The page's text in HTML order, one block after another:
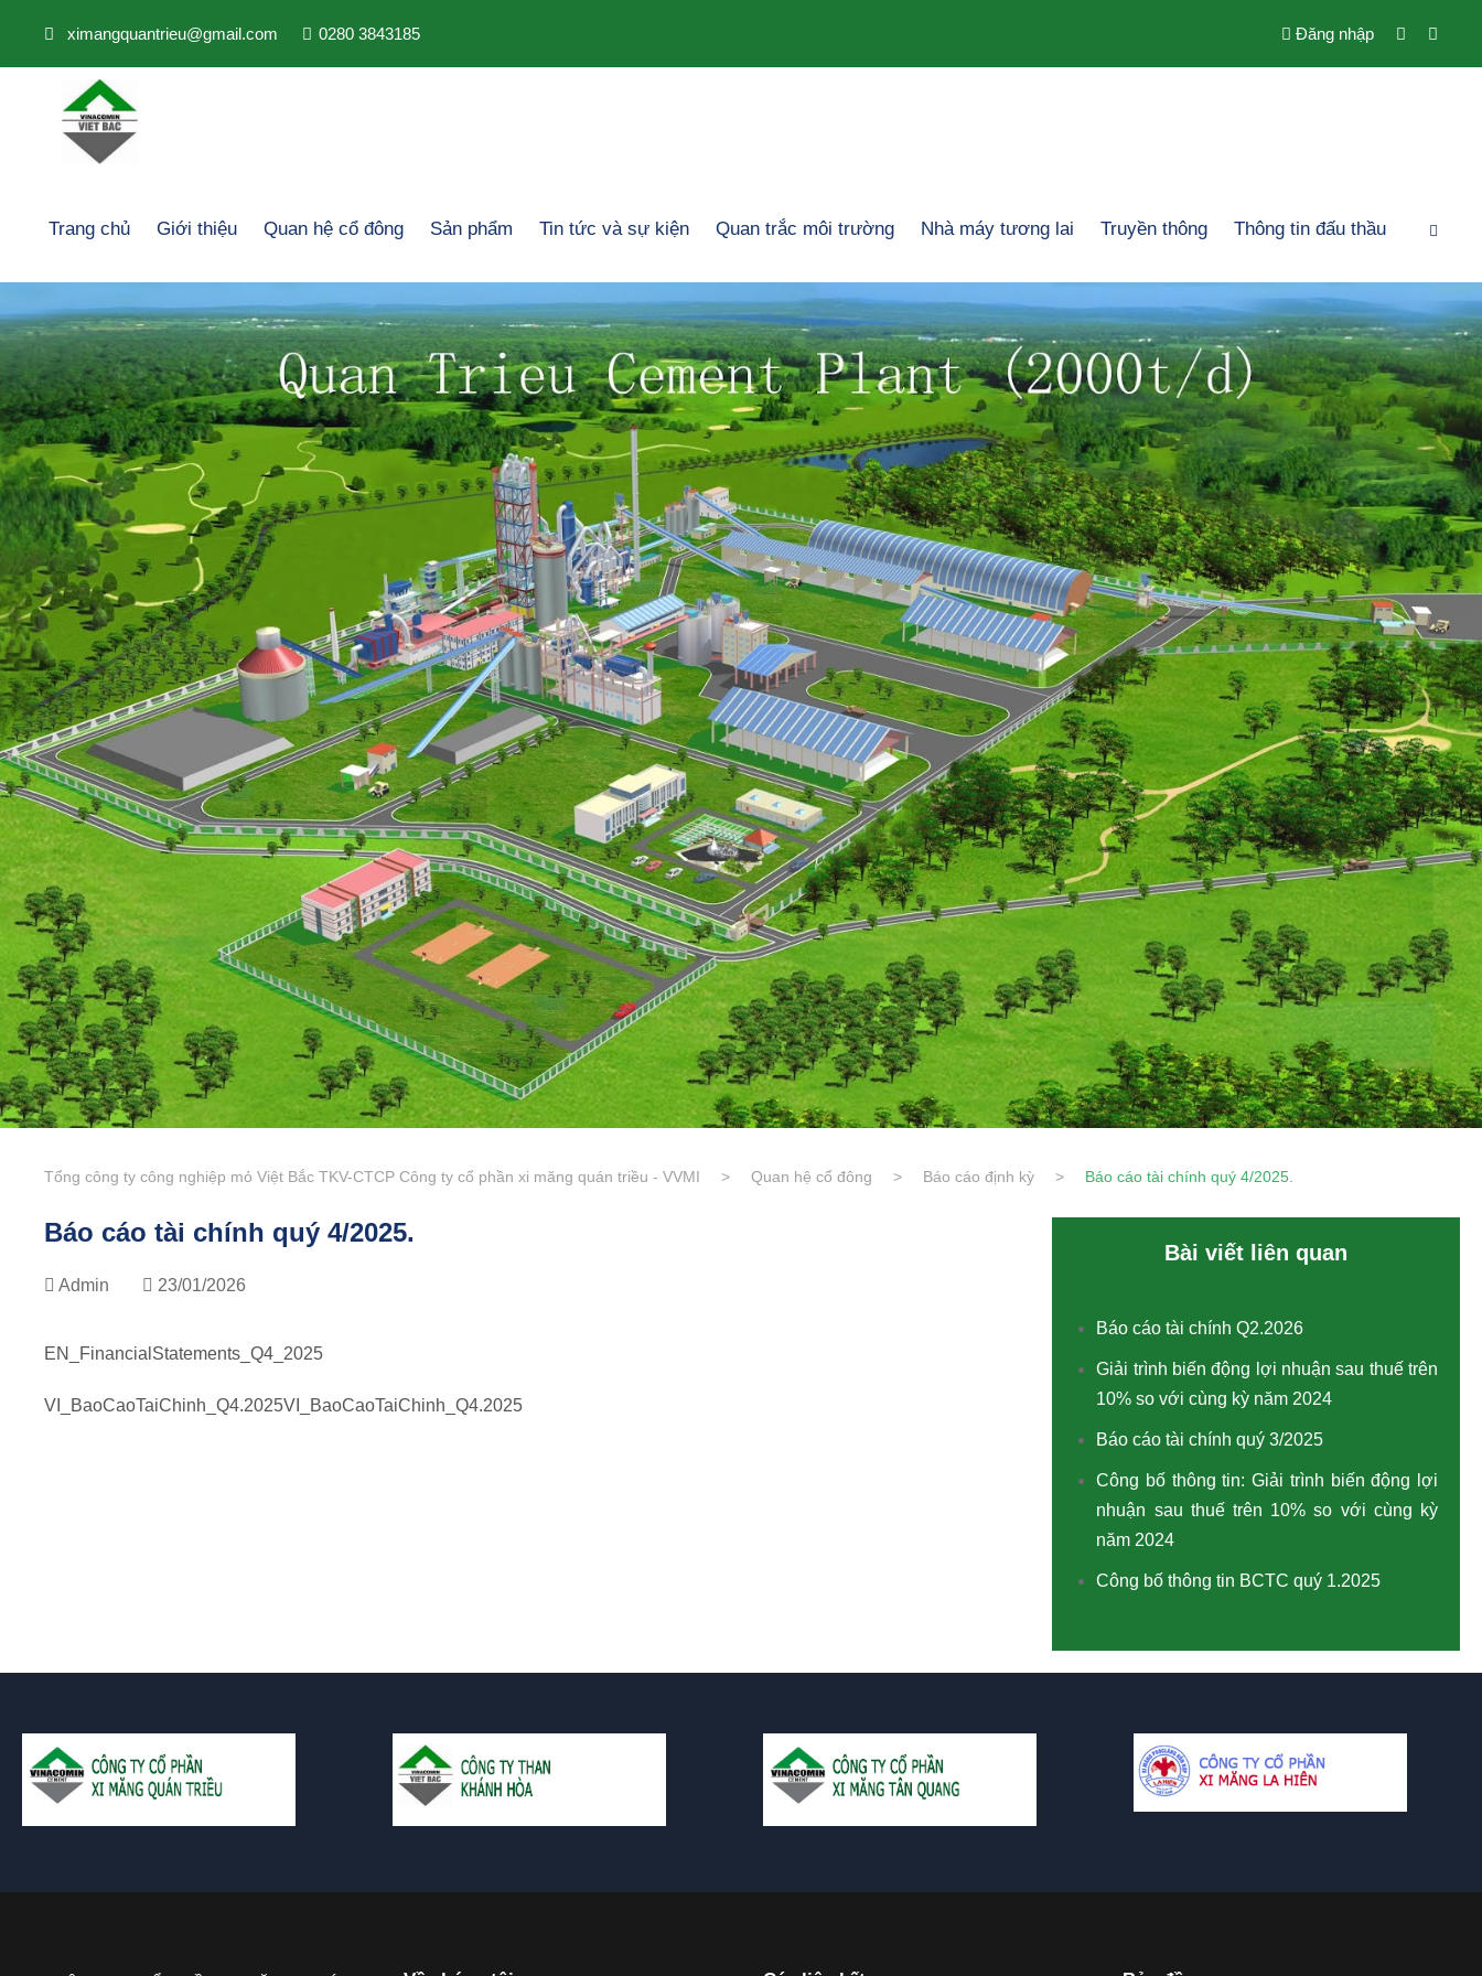
ximangquantrieu@gmail.com 0280 3843185 Đăng nhập
Trang chủ Giới thiệu Quan hệ cổ đông Sản phẩm Tin tức và sự kiện Quan trắc môi trường Nhà máy tương lai Truyền thông Thông tin đấu thầu
Tổng công ty công nghiệp mỏ Việt Bắc TKV-CTCP Công ty cổ phần xi măng quán triều - VVMI > Quan hệ cổ đông > Báo cáo định kỳ > Báo cáo tài chính quý 4/2025.
Báo cáo tài chính quý 4/2025.
Admin 23/01/2026
EN_FinancialStatements_Q4_2025
VI_BaoCaoTaiChinh_Q4.2025VI_BaoCaoTaiChinh_Q4.2025
Bài viết liên quan
Báo cáo tài chính Q2.2026
Giải trình biến động lợi nhuận sau thuế trên
10% so với cùng kỳ năm 2024
Báo cáo tài chính quý 3/2025
Công bố thông tin: Giải trình biến động lợi
nhuận sau thuế trên 10% so với cùng kỳ
năm 2024
Công bố thông tin BCTC quý 1.2025